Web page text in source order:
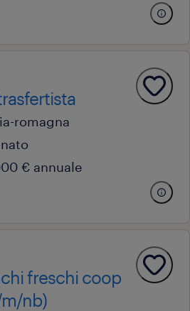
romagna
€ annuale
freschi coop
nb)